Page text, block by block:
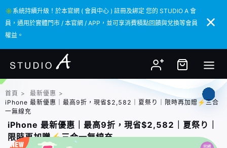
✳️系統持續升級！於本官網 ( 會員中心 ) 註冊及綁定 您的 STUDIO A 會
員，通用於實體門市 / 本官網 / APP，並可享消費積點回饋與兌換等會員
權益。
✳️系統持續升級！於本官網 ( 會員中心 ) 註冊及綁定 您的 STUDIO A 會
員，通用於實體門市 / 本官網 / APP，並可享消費積點回饋與兌換等會員
權益。
首頁 > 最新優惠 >
iPhone 最新優惠｜最高9折，現省$2,582｜夏祭り｜限時再加贈⚡️三合
一無線充
iPhone 最新優惠｜最高9折，現省$2,582｜夏祭り｜
限時再加贈⚡️三合一無線充